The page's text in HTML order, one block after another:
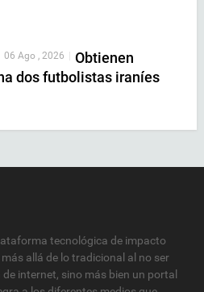
06 Ago , 2026
Obtienen
dos futbolistas iraníes
tecnológica de impacto
allá de lo tradicional al no ser
internet, sino más bien un portal